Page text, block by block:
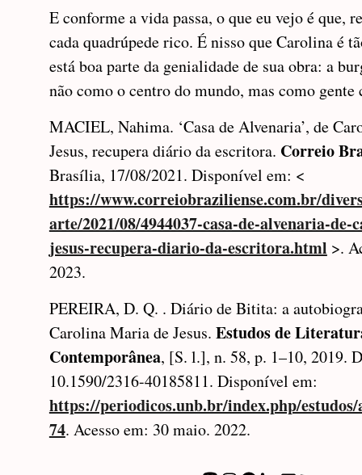
E conforme a vida passa, o que eu vejo é que,
cada quadrúpede rico. É nisso que Carolina é
está boa parte da genialidade de sua obra: a
não como o centro do mundo, mas como gente
MACIEL, Nahima. ‘Casa de Alvenaria’, de
Jesus, recupera diário da escritora. Correio
Brasília, 17/08/2021. Disponível em: <
https://www.correiobraziliense.com.br/
arte/2021/08/4944037-casa-de-alvenaria-de-
jesus-recupera-diario-da-escritora.html >.
2023.
PEREIRA, D. Q. . Diário de Bitita: a
Carolina Maria de Jesus. Estudos de
Contemporânea, [S. l.], n. 58, p. 1–10, 2019.
10.1590/2316-40185811. Disponível em:
https://periodicos.unb.br/index.php/
74. Acesso em: 30 maio. 2022.